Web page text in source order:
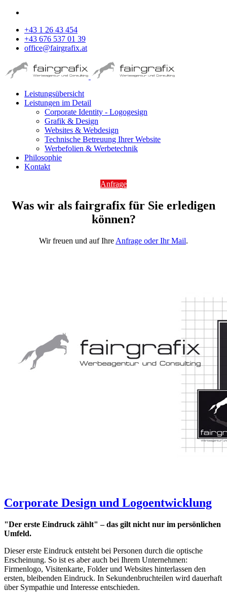
+43 1 26 43 454
+43 676 537 01 39
office@fairgrafix.at
Leistungsübersicht
Leistungen im Detail
Corporate Identity - Logogesign
Grafik & Design
Websites & Webdesign
Technische Betreuung Ihrer Website
Werbefolien & Werbetechnik
Philosophie
Kontakt
Anfrage
Was wir als fairgrafix für Sie erledigen
können?
Wir freuen und auf Ihre Anfrage oder Ihr Mail.
Corporate Design und Logoentwicklung
"Der erste Eindruck zählt" – das gilt nicht nur im persönlichen
Umfeld.
Dieser erste Eindruck entsteht bei Personen durch die optische
Erscheinung. So ist es aber auch bei Ihrem Unternehmen:
Firmenlogo, Visitenkarte, Folder und Websites hinterlassen den
ersten, bleibenden Eindruck. In Sekundenbruchteilen wird dauerhaft
über Sympathie und Interesse entschieden.